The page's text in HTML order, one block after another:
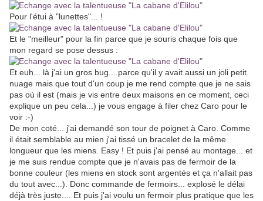
Pour l'étui à "lunettes"... !
Et le "meilleur" pour la fin parce que je souris chaque fois que
mon regard se pose dessus :
Et euh... là j'ai un gros bug....parce qu'il y avait aussi un joli petit
nuage mais que tout d'un coup je me rend compte que je ne sais
pas où il est (mais je vis entre deux maisons en ce moment, ceci
explique un peu cela...) je vous engage à filer chez Caro pour le
voir :-)
De mon coté... j'ai demandé son tour de poignet à Caro. Comme
il était semblable au mien j'ai tissé un bracelet de la même
longueur que les miens. Easy ! Et puis j'ai pensé au montage... et
je me suis rendue compte que je n'avais pas de fermoir de la
bonne couleur (les miens en stock sont argentés et ça n'allait pas
du tout avec...). Donc commande de fermoirs... explosé le délai
déjà très juste.... Et puis j'ai voulu un fermoir plus pratique que les